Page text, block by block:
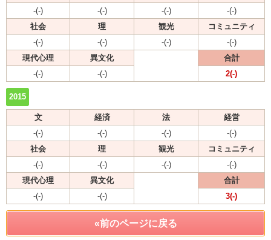
-(-)
-(-) -(-)
-(-)
社会
理 観光
コミュニティ
-(-)
-(-) -(-)
-(-)
現代心理
異文化
合計
-(-)
-(-) 2(-)
2015
文 経済 法
経営
-(-)
-(-) -(-)
-(-)
社会
理 観光
コミュニティ
-(-)
-(-) -(-)
-(-)
現代心理
異文化
合計
-(-)
-(-) 3(-)
«前のページに戻る